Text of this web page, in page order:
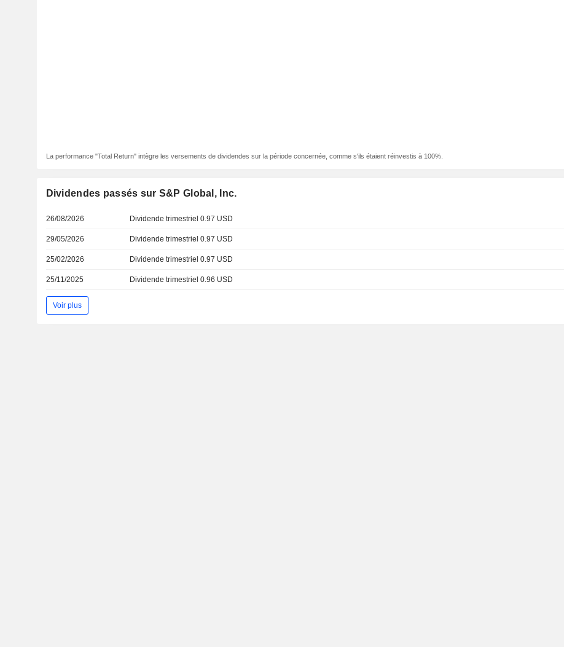
La performance "Total Return" intègre les versements de dividendes sur la période concernée, comme s'ils étaient réinvestis à 100%.
Dividendes passés sur S&P Global, Inc.
26/08/2026 Dividende trimestriel 0.97 USD
29/05/2026 Dividende trimestriel 0.97 USD
25/02/2026 Dividende trimestriel 0.97 USD
25/11/2025 Dividende trimestriel 0.96 USD
Voir plus